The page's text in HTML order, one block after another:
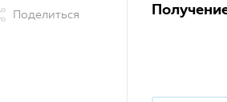
Поделиться